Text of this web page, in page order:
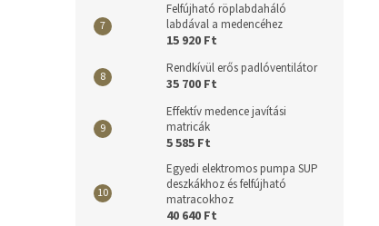
Felfújható röplabdaháló
labdával a medencéhez
15 920 Ft
Rendkívül erős padlóventilátor
35 700 Ft
Effektív medence javítási
matricák
5 585 Ft
Egyedi elektromos pumpa SUP
deszkákhoz és felfújható
matracokhoz
40 640 Ft